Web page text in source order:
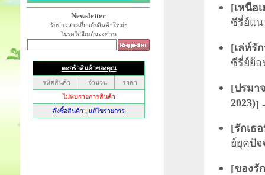
Newsletter
รับข่าวสารเกี่ยวกับสินค้าใหม่ๆ
โปรดใส่อีเมล์ของท่าน
[เหนือ
ซีรี่ย์แ
[เล่ห์รั
ซีรี่ย์ย้
[ปรมา
2023)]
[รักเธ
ย์ยุคปั
[ของรั